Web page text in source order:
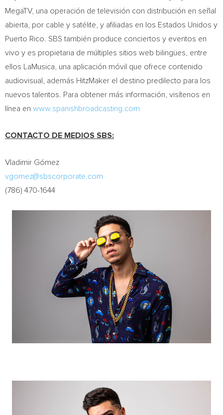
MegaTV, una operación de televisión con distribución en señal
abierta, por cable y satélite, y afiliadas en los Estados Unidos y
Puerto Rico . SBS también produce conciertos y eventos en
vivo y es propietaria de múltiples sitios web bilingües, entre
ellos LaMusica, una aplicación móvil que ofrece contenido
audiovisual, además HitzMaker el destino predilecto para los
nuevos talentos. Para obtener más información, visítenos en
línea en www.spanishbroadcasting.com
CONTACTO DE MEDIOS SBS:
Vladimir Gómez
vgomez@sbscorporate.com
(786) 470-1644